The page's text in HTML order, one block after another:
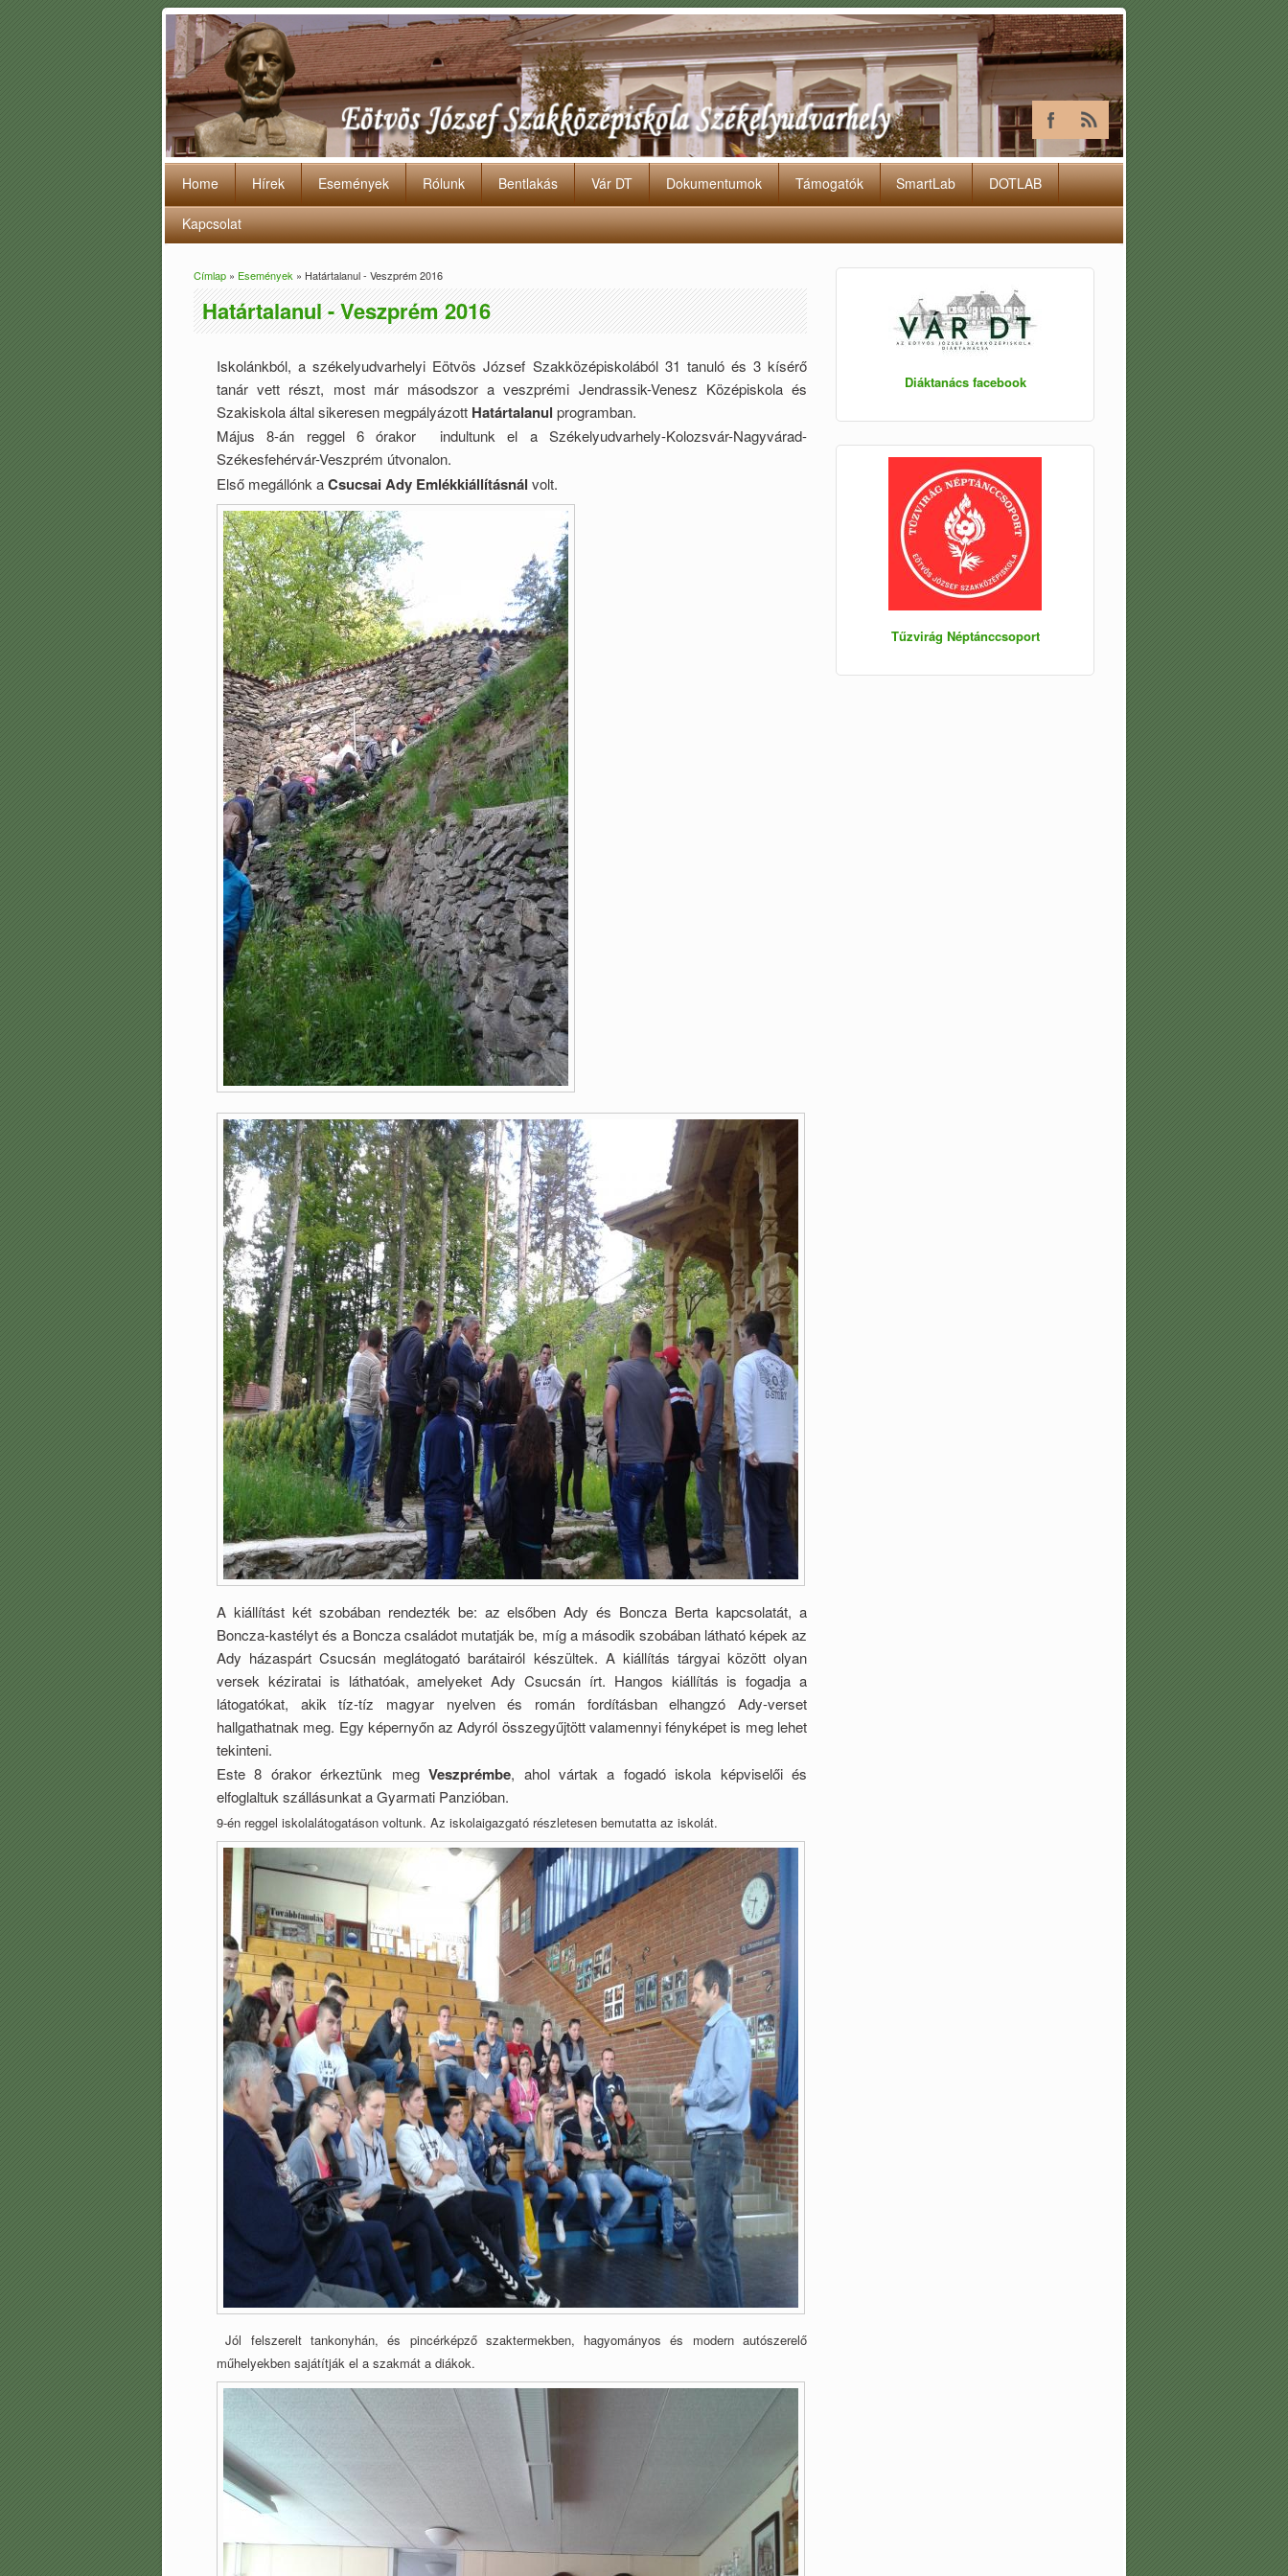
Home Hírek Események Rólunk Bentlakás Vár DT Dokumentumok Támogatók SmartLab DOTLAB
Kapcsolat
Jelenlegi hely
Címlap » Események » Határtalanul - Veszprém 2016
Határtalanul - Veszprém 2016
Iskolánkból, a székelyudvarhelyi Eötvös József Szakközépiskolából 31 tanuló és 3 kísérő
tanár vett részt, most már másodszor a veszprémi Jendrassik-Venesz Középiskola és
Szakiskola által sikeresen megpályázott Határtalanul programban.
Május 8-án reggel 6 órakor indultunk el a Székelyudvarhely-Kolozsvár-Nagyvárad-
Székesfehérvár-Veszprém útvonalon.
Első megállónk aCsucsai Ady Emlékkiállításnál volt.
A kiállítást két szobában rendezték be: az elsőben Ady és Boncza Berta kapcsolatát, a
Boncza-kastélyt és a Boncza családot mutatják be, míg a második szobában látható képek az
Ady házaspárt Csucsán meglátogató barátairól készültek. A kiállítás tárgyai között olyan
versek kéziratai is láthatóak, amelyeket Ady Csucsán írt. Hangos kiállítás is fogadja a
látogatókat, akik tíz-tíz magyar nyelven és román fordításban elhangzó Ady-verset
hallgathatnak meg. Egy képernyőn az Adyról összegyűjtött valamennyi fényképet is meg lehet
tekinteni.
Este 8 órakor érkeztünk megVeszprémbe, ahol vártak a fogadó iskola képviselői és
elfoglaltuk szállásunkat a Gyarmati Panzióban.
9-én reggel iskolalátogatáson voltunk. Az iskolaigazgató részletesen bemutatta az iskolát.
Jól felszerelt tankonyhán, és pincérképző szaktermekben, hagyományos és modern autószerelő
műhelyekben sajátítják el a szakmát a diákok.
Diáktanács facebook
Tűzvirág Néptánccsoport